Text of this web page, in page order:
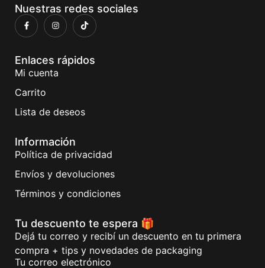
Nuestras redes sociales
Enlaces rápidos
Mi cuenta
Carrito
Lista de deseos
Información
Política de privacidad
Envíos y devoluciones
Términos y condiciones
Tu descuento te espera 🎁
Dejá tu correo y recibí un descuento en tu primera
compra + tips y novedades de packaging
Tu correo electrónico